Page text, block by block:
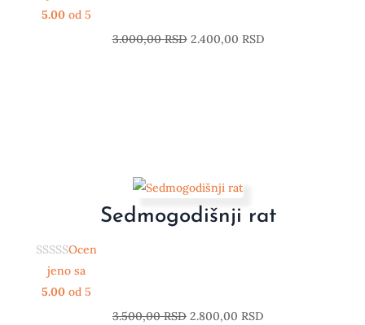
5.00 od 5
3.000,00RSD 2.400,00 RSD
Sedmogodišnji rat
Ocen
jeno sa
5.00 od 5
3.500,00RSD 2.800,00 RSD